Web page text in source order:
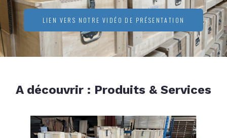
LIEN VERS NOTRE VIDÉO DE PRÉSENTATION
A découvrir : Produits & Services